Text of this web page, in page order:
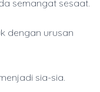
semangat sesaat.
dengan urusan
sia-sia.